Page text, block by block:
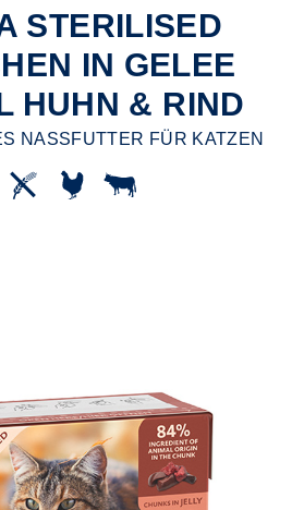
STERILISED
IN GELEE
HUHN & RIND
NASSFUTTER FÜR KATZEN